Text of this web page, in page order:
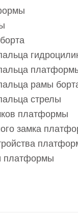
рамы
стрелы
платформы
замка
платформы